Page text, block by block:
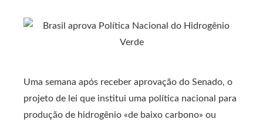
Uma semana após receber aprovação do Senado, o
projeto de lei que institui uma política nacional para
produção de hidrogênio «de baixo carbono» ou